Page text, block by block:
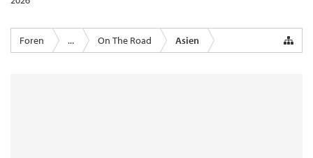
Foren ... On The Road Asien